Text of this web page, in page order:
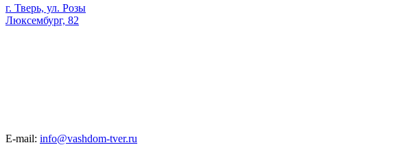
г. Тверь, ул. Розы
Люксембург, 82
E-mail: info@vashdom-tver.ru